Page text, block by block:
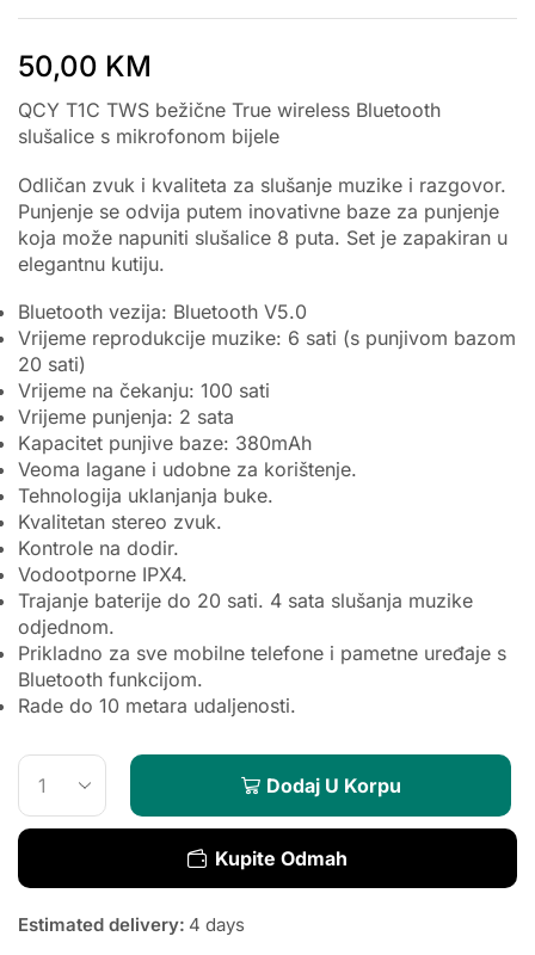
50,00 KM
QCY T1C TWS bežične True wireless Bluetooth
slušalice s mikrofonom bijele
Odličan zvuk i kvaliteta za slušanje muzike i razgovor.
Punjenje se odvija putem inovativne baze za punjenje
koja može napuniti slušalice 8 puta. Set je zapakiran u
elegantnu kutiju.
Bluetooth vezija: Bluetooth V5.0
Vrijeme reprodukcije muzike: 6 sati (s punjivom bazom
20 sati)
Vrijeme na čekanju: 100 sati
Vrijeme punjenja: 2 sata
Kapacitet punjive baze: 380mAh
Veoma lagane i udobne za korištenje.
Tehnologija uklanjanja buke.
Kvalitetan stereo zvuk.
Kontrole na dodir.
Vodootporne IPX4.
Trajanje baterije do 20 sati. 4 sata slušanja muzike
odjednom.
Prikladno za sve mobilne telefone i pametne uređaje s
Bluetooth funkcijom.
Rade do 10 metara udaljenosti.
Dodaj U Korpu
Kupite Odmah
Estimated delivery: 4 days